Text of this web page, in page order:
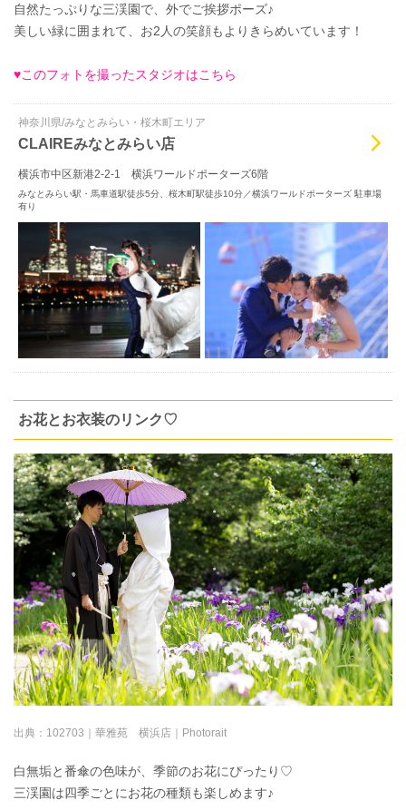
自然たっぷりな三渓園で、外でご挨拶ポーズ♪
美しい緑に囲まれて、お2人の笑顔もよりきらめいています！
♥このフォトを撮ったスタジオはこちら
神奈川県/みなとみらい・桜木町エリア
CLAIREみなとみらい店
横浜市中区新港2-2-1 横浜ワールドポーターズ6階
みなとみらい駅・馬車道駅徒歩5分、桜木町駅徒歩10分／横浜ワールドポーターズ 駐車場
有り
お花とお衣装のリンク♡
出典： 102703｜華雅苑 横浜店｜Photorait
白無垢と番傘の色味が、季節のお花にぴったり♡
三渓園は四季ごとにお花の種類も楽しめます♪